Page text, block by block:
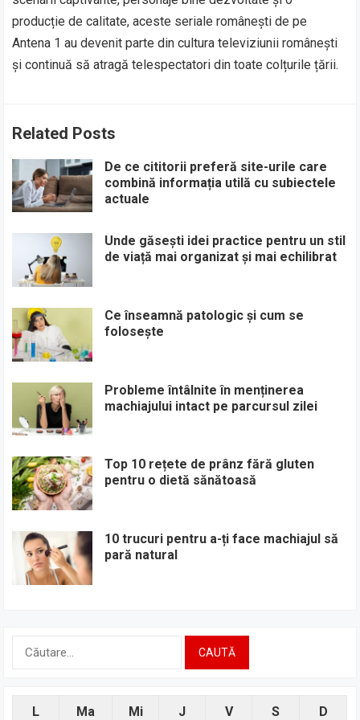
producție de calitate, aceste seriale românești de pe
Antena 1 au devenit parte din cultura televiziunii românești
și continuă să atragă telespectatori din toate colțurile țării.
Related Posts
De ce cititorii preferă site-urile care
combină informația utilă cu subiectele
actuale
Unde găsești idei practice pentru un stil
de viață mai organizat și mai echilibrat
Ce înseamnă patologic și cum se
folosește
Probleme întâlnite în menținerea
machiajului intact pe parcursul zilei
Top 10 rețete de prânz fără gluten
pentru o dietă sănătoasă
10 trucuri pentru a-ți face machiajul să
pară natural
L Ma Mi J V S D